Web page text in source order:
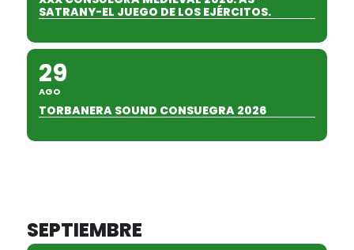
SATRANY-EL JUEGO DE LOS EJÉRCITOS.
29
AGO
TORBANERA SOUND CONSUEGRA 2026
SEPTIEMBRE